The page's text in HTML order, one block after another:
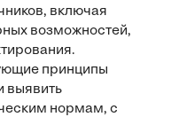
включая
возможностей,
принципы
выявить
нормам, с